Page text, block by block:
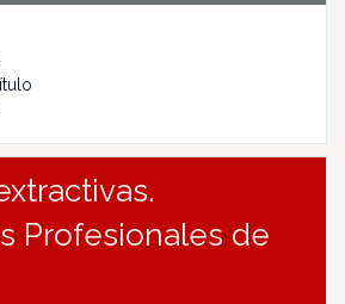
Profesionales de